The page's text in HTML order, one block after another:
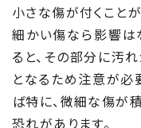
小さな傷が付くことが
細かい傷なら影響は
ると、その部分に汚
となるため注意が必
ば特に、微細な傷が
恐れがあります。